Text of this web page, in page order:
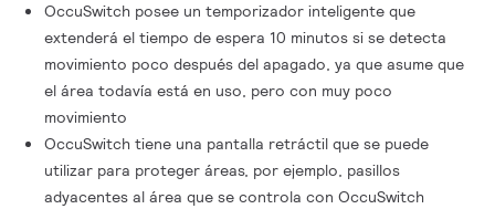
OccuSwitch posee un temporizador inteligente que
extenderá el tiempo de espera 10 minutos si se detecta
movimiento poco después del apagado, ya que asume que
el área todavía está en uso, pero con muy poco
movimiento
OccuSwitch tiene una pantalla retráctil que se puede
utilizar para proteger áreas, por ejemplo, pasillos
adyacentes al área que se controla con OccuSwitch